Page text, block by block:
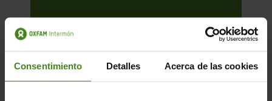
Consentimiento Detalles Acerca de las cookies